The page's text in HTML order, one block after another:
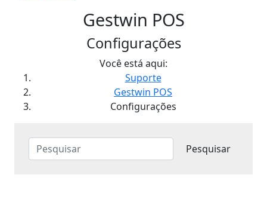
Gestwin POS
Configurações
Você está aqui:
Suporte
Gestwin POS
Configurações